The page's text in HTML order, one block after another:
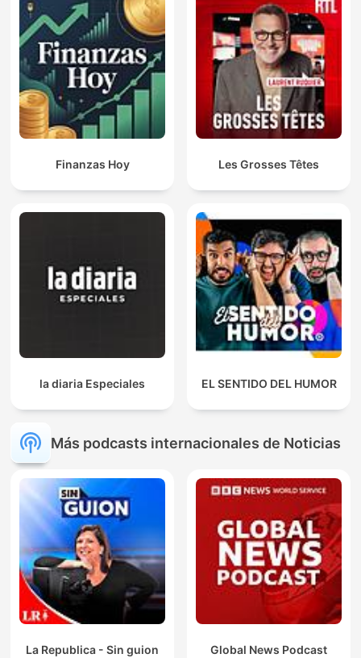
Finanzas Hoy Les Grosses Têtes
la diaria Especiales EL SENTIDO DEL HUMOR
Más podcasts internacionales de Noticias
La Republica - Sin guion Global News Podcast